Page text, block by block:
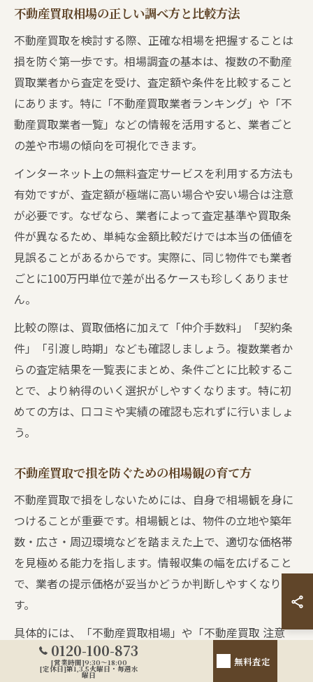
不動産買取相場の正しい調べ方と比較方法
不動産買取を検討する際、正確な相場を把握することは
損を防ぐ第一歩です。相場調査の基本は、複数の不動産
買取業者から査定を受け、査定額や条件を比較すること
にあります。特に「不動産買取業者ランキング」や「不
動産買取業者一覧」などの情報を活用すると、業者ごと
の差や市場の傾向を可視化できます。
インターネット上の無料査定サービスを利用する方法も
有効ですが、査定額が極端に高い場合や安い場合は注意
が必要です。なぜなら、業者によって査定基準や買取条
件が異なるため、単純な金額比較だけでは本当の価値を
見誤ることがあるからです。実際に、同じ物件でも業者
ごとに100万円単位で差が出るケースも珍しくありませ
ん。
比較の際は、買取価格に加えて「仲介手数料」「契約条
件」「引渡し時期」なども確認しましょう。複数業者か
らの査定結果を一覧表にまとめ、条件ごとに比較するこ
とで、より納得のいく選択がしやすくなります。特に初
めての方は、口コミや実績の確認も忘れずに行いましょ
う。
不動産買取で損を防ぐための相場観の育て方
不動産買取で損をしないためには、自身で相場観を身に
つけることが重要です。相場観とは、物件の立地や築年
数・広さ・周辺環境などを踏まえた上で、適切な価格帯
を見極める能力を指します。情報収集の幅を広げること
で、業者の提示価格が妥当かどうか判断しやすくなりま
す。
具体的には、「不動産買取相場」や「不動産買取 注意
点」などのキーワードで最新情報を調べ、過去の取引事
例や近隣エリアの売買実績を参考にしましょう。また、
0120-100-873
[営業時間]9:30～18:00
[定休日]第1,3,5火曜日・毎週水
曜日
無料査定